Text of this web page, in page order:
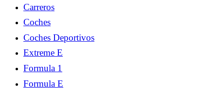
Carreros
Coches
Coches Deportivos
Extreme E
Formula 1
Formula E